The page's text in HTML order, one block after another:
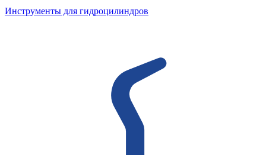
Инструменты для гидроцилиндров